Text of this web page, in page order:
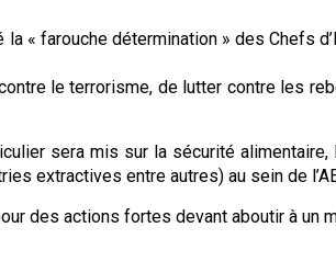
« farouche détermination » des Chefs
le terrorisme, de lutter contre les
sera mis sur la sécurité alimentaire,
extractives entre autres) au sein de
des actions fortes devant aboutir à un